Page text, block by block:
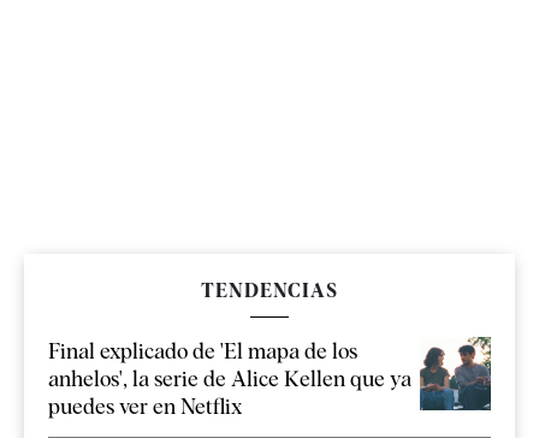
TENDENCIAS
Final explicado de 'El mapa de los
anhelos', la serie de Alice Kellen que ya
puedes ver en Netflix